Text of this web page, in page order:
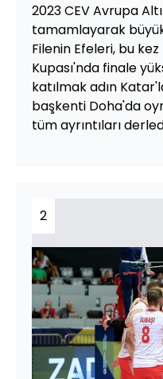
2023 CEV Avrupa
tamamlayarak
Filenin Efeleri, bu
Kupası'nda finale
katılmak adın
başkenti Doha'da
tüm ayrıntıları
2